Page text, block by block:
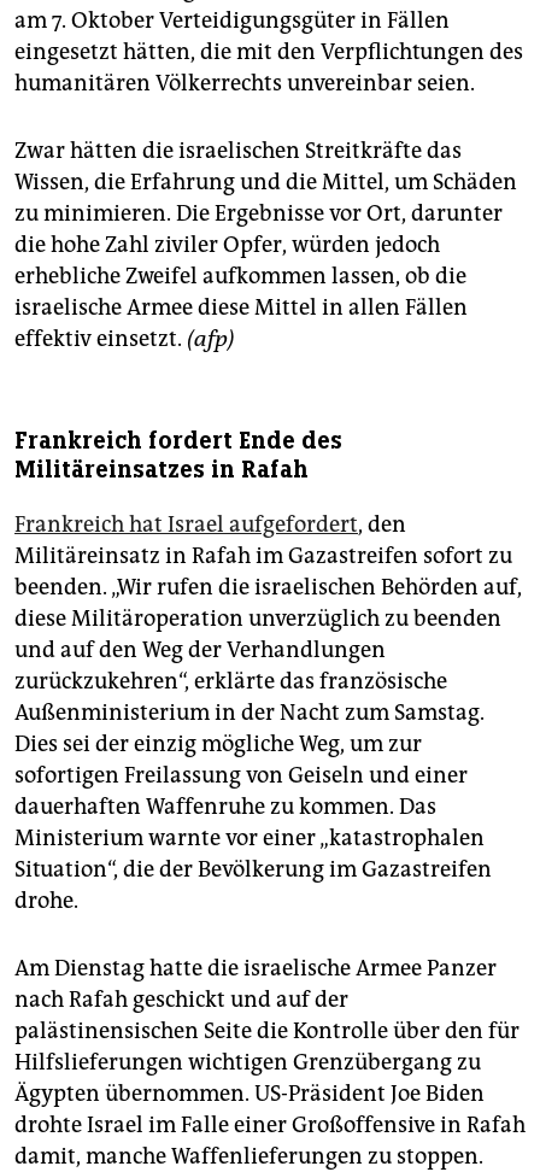
am 7. Oktober Verteidigungsgüter in Fällen
eingesetzt hätten, die mit den Verpflichtungen des
humanitären Völkerrechts unvereinbar seien.
Zwar hätten die israelischen Streitkräfte das
Wissen, die Erfahrung und die Mittel, um Schäden
zu minimieren. Die Ergebnisse vor Ort, darunter
die hohe Zahl ziviler Opfer, würden jedoch
erhebliche Zweifel aufkommen lassen, ob die
israelische Armee diese Mittel in allen Fällen
effektiv einsetzt. (afp)
Frankreich fordert Ende des
Militäreinsatzes in Rafah
Frankreich hat Israel aufgefordert, den
Militäreinsatz in Rafah im Gazastreifen sofort zu
beenden. „Wir rufen die israelischen Behörden auf,
diese Militäroperation unverzüglich zu beenden
und auf den Weg der Verhandlungen
zurückzukehren“, erklärte das französische
Außenministerium in der Nacht zum Samstag.
Dies sei der einzig mögliche Weg, um zur
sofortigen Freilassung von Geiseln und einer
dauerhaften Waffenruhe zu kommen. Das
Ministerium warnte vor einer „katastrophalen
Situation“, die der Bevölkerung im Gazastreifen
drohe.
Am Dienstag hatte die israelische Armee Panzer
nach Rafah geschickt und auf der
palästinensischen Seite die Kontrolle über den für
Hilfslieferungen wichtigen Grenzübergang zu
Ägypten übernommen. US-Präsident Joe Biden
drohte Israel im Falle einer Großoffensive in Rafah
damit, manche Waffenlieferungen zu stoppen.